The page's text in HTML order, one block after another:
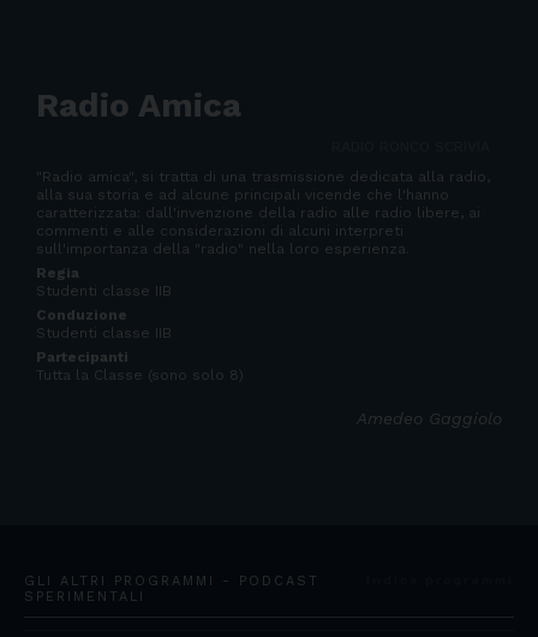
Radio Amica
"Radio amica", si tratta di una trasmissione dedicata alla radio,
alla sua storia e ad alcune principali vicende che l'hanno
caratterizzata: dall'invenzione della radio alle radio libere, ai
commenti e alle considerazioni di alcuni interpreti
sull'importanza della "radio" nella loro esperienza.
Regia
Studenti classe IIB
Conduzione
Studenti classe IIB
Partecipanti
Tutta la Classe (sono solo 8)
Amedeo Gaggiolo
GLI ALTRI PROGRAMMI - PODCAST
SPERIMENTALI